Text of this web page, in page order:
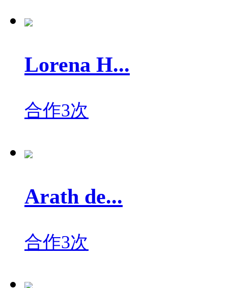
Lorena H...
合作3次
Arath de...
合作3次